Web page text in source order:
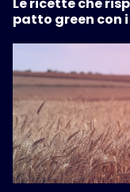
Le ricette che
patto green con